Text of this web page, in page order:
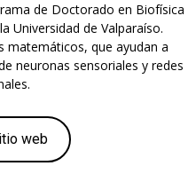
de Doctorado en Biofísica
Universidad de Valparaíso.
matemáticos, que ayudan a
neuronas sensoriales y redes
web